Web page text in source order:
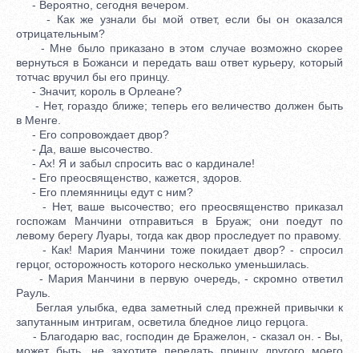
- Вероятно, сегодня вечером.
- Как же узнали бы мой ответ, если бы он оказался
отрицательным?
- Мне было приказано в этом случае возможно скорее
вернуться в Божанси и передать ваш ответ курьеру, который
тотчас вручил бы его принцу.
- Значит, король в Орлеане?
- Нет, гораздо ближе; теперь его величество должен быть
в Менге.
- Его сопровождает двор?
- Да, ваше высочество.
- Ах! Я и забыл спросить вас о кардинале!
- Его преосвященство, кажется, здоров.
- Его племянницы едут с ним?
- Нет, ваше высочество; его преосвященство приказал
госпожам Манчини отправиться в Бруаж; они поедут по
левому берегу Луары, тогда как двор проследует по правому.
- Как! Мария Манчини тоже покидает двор? - спросил
герцог, осторожность которого несколько уменьшилась.
- Мария Манчини в первую очередь, - скромно ответил
Рауль.
Беглая улыбка, едва заметный след прежней привычки к
запутанным интригам, осветила бледное лицо герцога.
- Благодарю вас, господин де Бражелон, - сказал он. - Вы,
может быть, не захотите передать принцу другого моего